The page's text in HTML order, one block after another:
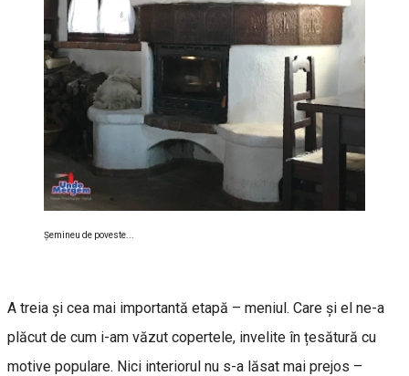
Şemineu de poveste...
A treia și cea mai importantă etapă – meniul. Care și el ne-a
plăcut de cum i-am văzut copertele, invelite în țesătură cu
motive populare. Nici interiorul nu s-a lăsat mai prejos –